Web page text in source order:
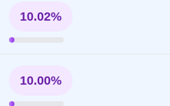
10.02%
10.00%